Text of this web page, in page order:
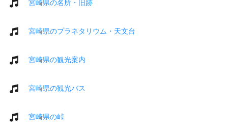
宮崎県の名所・旧跡
宮崎県のプラネタリウム・天文台
宮崎県の観光案内
宮崎県の観光バス
宮崎県の峠